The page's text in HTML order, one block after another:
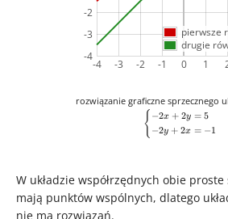
0 1
-4 -3 -2 -1
-4
-3
-2
pierwsze
drugie
rozwiązanie graficzne sprzecznego
{ −2x + 2y = 5
−2y + 2x = −1
W układzie współrzędnych obie
mają punktów wspólnych, dlatego
nie ma rozwiązań.